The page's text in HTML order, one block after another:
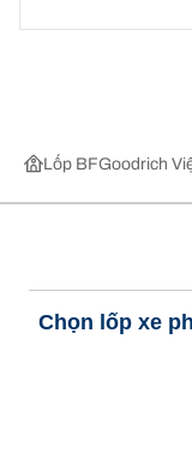
Lốp BFGoodrich
Chọn lốp xe